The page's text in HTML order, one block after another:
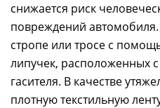
снижается риск
повреждений
стропе или тросе с
липучек, расположенных
гасителя. В качестве
плотную текстильную